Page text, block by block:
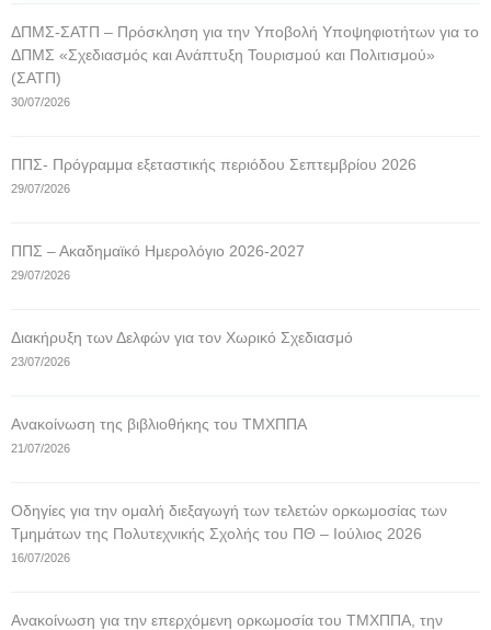
ΔΠΜΣ-ΣΑΤΠ – Πρόσκληση για την Υποβολή Υποψηφιοτήτων για το
ΔΠΜΣ «Σχεδιασμός και Ανάπτυξη Τουρισμού και Πολιτισμού»
(ΣΑΤΠ)
30/07/2026
ΠΠΣ- Πρόγραμμα εξεταστικής περιόδου Σεπτεμβρίου 2026
29/07/2026
ΠΠΣ – Ακαδημαϊκό Ημερολόγιο 2026-2027
29/07/2026
Διακήρυξη των Δελφών για τον Χωρικό Σχεδιασμό
23/07/2026
Ανακοίνωση της βιβλιοθήκης του ΤΜΧΠΠΑ
21/07/2026
Οδηγίες για την ομαλή διεξαγωγή των τελετών ορκωμοσίας των
Τμημάτων της Πολυτεχνικής Σχολής του ΠΘ – Ιούλιος 2026
16/07/2026
Ανακοίνωση για την επερχόμενη ορκωμοσία του ΤΜΧΠΠΑ, την